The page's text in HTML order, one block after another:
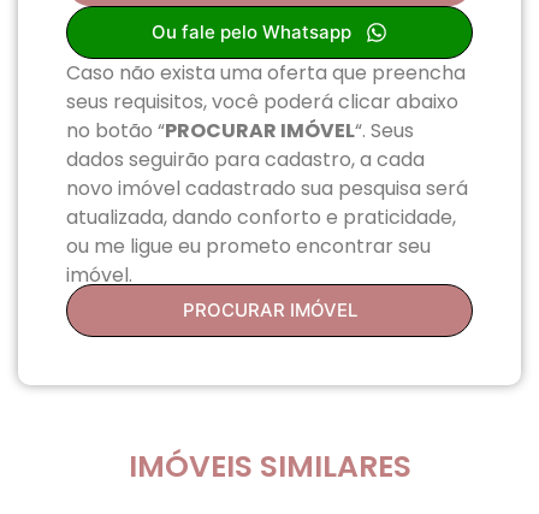
Ou fale pelo Whatsapp
Caso não exista uma oferta que preencha
seus requisitos, você poderá clicar abaixo
no botão “PROCURAR IMÓVEL“. Seus
dados seguirão para cadastro, a cada
novo imóvel cadastrado sua pesquisa será
atualizada, dando conforto e praticidade,
ou me ligue eu prometo encontrar seu
imóvel.
PROCURAR IMÓVEL
IMÓVEIS SIMILARES